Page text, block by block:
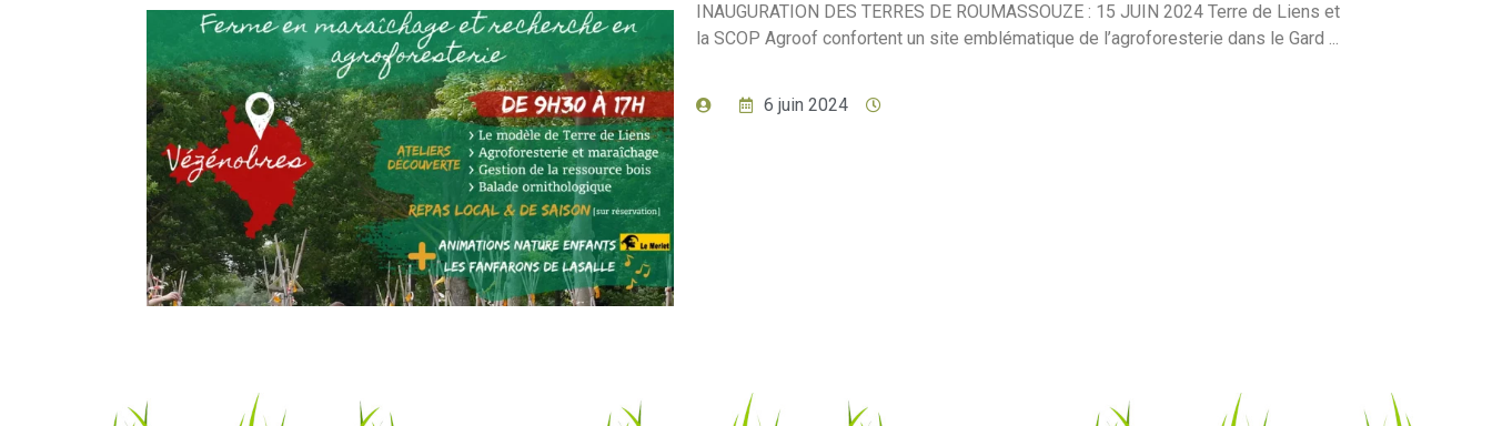
INAUGURATION DES TERRES DE ROUMASSOUZE : 15 JUIN 2024 Terre de Liens et
la SCOP Agroof confortent un site emblématique de l’agroforesterie dans le Gard ...
6 juin 2024